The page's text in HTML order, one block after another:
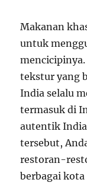
Makanan
untuk
mencicipinya.
tekstur yang
India selalu
termasuk di
autentik
tersebut,
restoran-
berbagai